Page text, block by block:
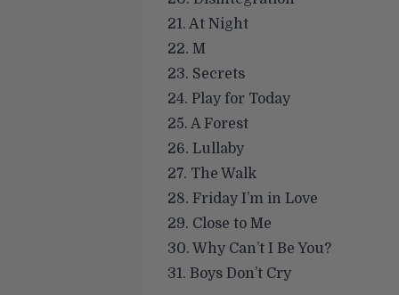
21. At Night
22. M
23. Secrets
24. Play for Today
25. A Forest
26. Lullaby
27. The Walk
28. Friday I’m in Love
29. Close to Me
30. Why Can’t I Be You?
31. Boys Don’t Cry